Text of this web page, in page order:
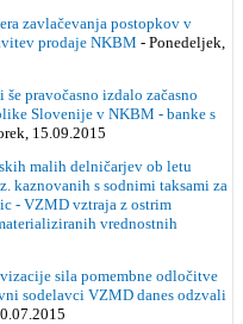
zavlačevanja postopkov v
prodaje NKBM - Ponedeljek,
pravočasno izdalo začasno
Slovenije v NKBM - banke s
15.09.2015
malih delničarjev ob letu
kaznovanih s sodnimi taksami za
- VZMD vztraja z ostrim
vrednostnih
sila pomembne odločitve
sodelavci VZMD danes odzvali